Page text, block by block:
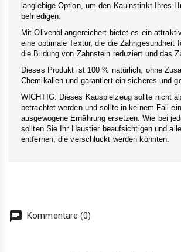
langlebige Option, um den Kauinstinkt Ihres
befriedigen.
Mit Olivenöl angereichert bietet es ein
eine optimale Textur, die die Zahngesundheit
die Bildung von Zahnstein reduziert und das
Dieses Produkt ist 100 % natürlich, ohne
Chemikalien und garantiert ein sicheres und
WICHTIG: Dieses Kauspielzeug sollte nicht
betrachtet werden und sollte in keinem Fall
ausgewogene Ernährung ersetzen. Wie bei
sollten Sie Ihr Haustier beaufsichtigen und
entfernen, die verschluckt werden könnten.
chat Kommentare (0)